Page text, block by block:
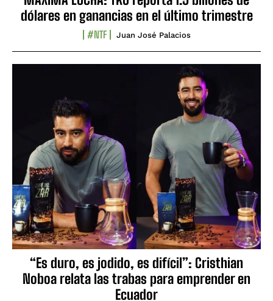
dólares en ganancias en el último trimestre
#NTF Juan José Palacios
“Es duro, es jodido, es difícil”: Cristhian
Noboa relata las trabas para emprender en
Ecuador